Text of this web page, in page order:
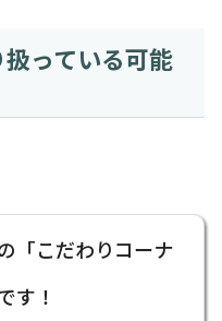
っている可能
「こだわりコーナ
す！